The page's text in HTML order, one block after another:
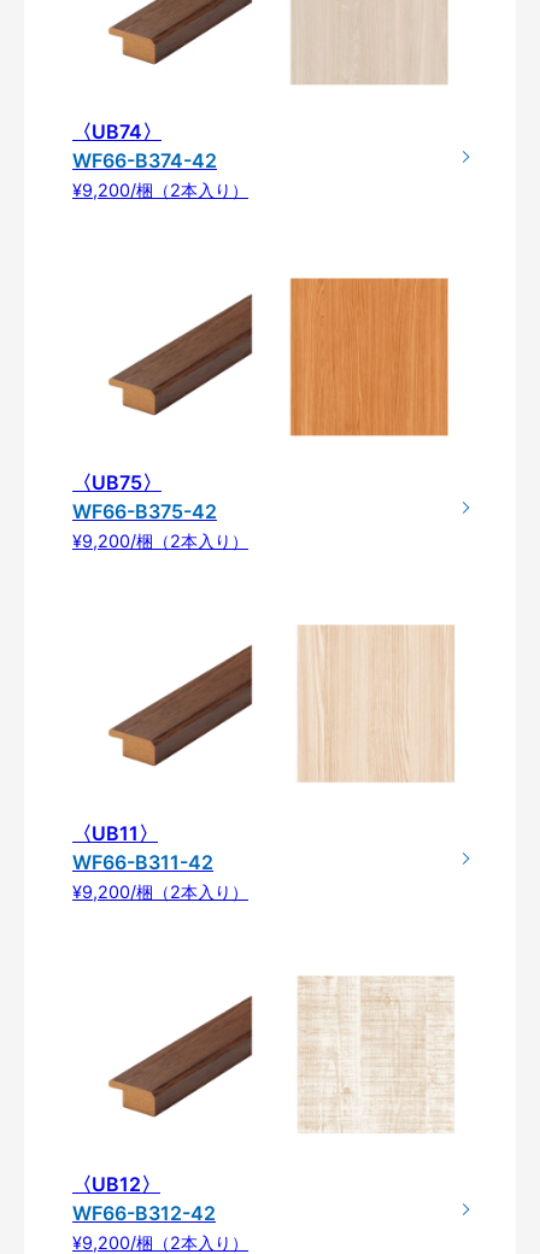
〈UB74〉
WF66-B374-42
¥9,200/梱（2本入り）
〈UB75〉
WF66-B375-42
¥9,200/梱（2本入り）
〈UB11〉
WF66-B311-42
¥9,200/梱（2本入り）
〈UB12〉
WF66-B312-42
¥9,200/梱（2本入り）